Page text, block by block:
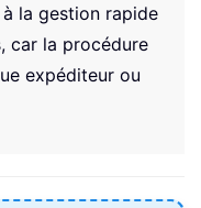
la gestion rapide
car la procédure
expéditeur ou